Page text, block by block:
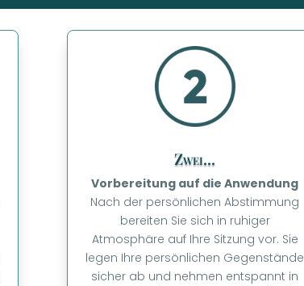
Zwei...
Vorbereitung auf die Anwendung
Nach der persönlichen Abstimmung
bereiten Sie sich in ruhiger
Atmosphäre auf Ihre Sitzung vor. Sie
legen Ihre persönlichen Gegenstände
sicher ab und nehmen entspannt in